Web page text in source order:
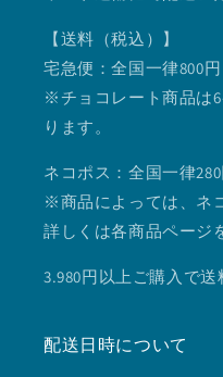
【送料（税込）】
宅急便：全国一律800円
※チョコレート商品は
ります。
ネコポス：全国一律280
※商品によっては、ネ
詳しくは各商品ページ
3.980円以上ご購入で送
配送日時について